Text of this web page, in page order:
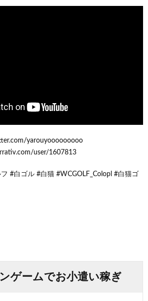
yarouyooooooooo
user/1607813
#白ゴル #白猫 #WCGOLF_Colopl #白猫ゴ
ゲームでお小遣い稼ぎ